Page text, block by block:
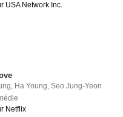
USA Network Inc.
Ha Young ,Seo Jung-Yeon
Netflix